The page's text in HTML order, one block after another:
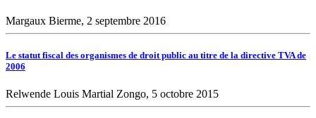
Margaux Bierme, 2 septembre 2016
Le statut fiscal des organismes de droit public au titre de la directive TVA de
2006
Relwende Louis Martial Zongo, 5 octobre 2015